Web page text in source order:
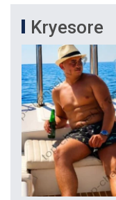
Kryesore